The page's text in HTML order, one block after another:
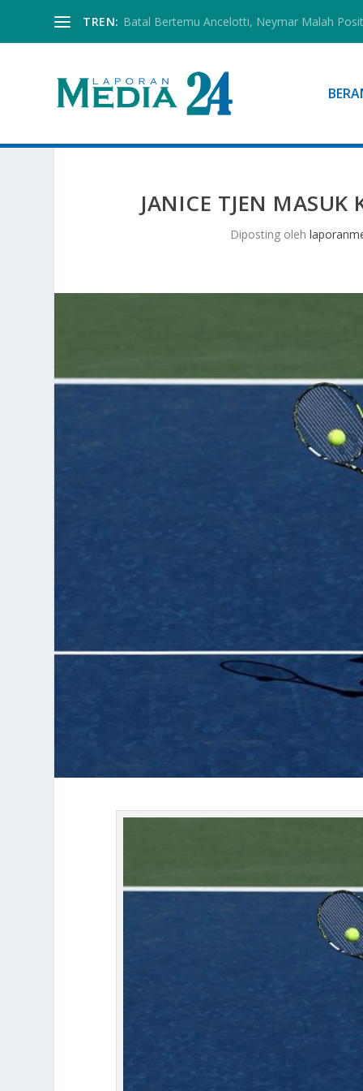
TREN: Batal Bertemu Ancelotti, Neymar Malah
JANICE TJEN
Diposting oleh